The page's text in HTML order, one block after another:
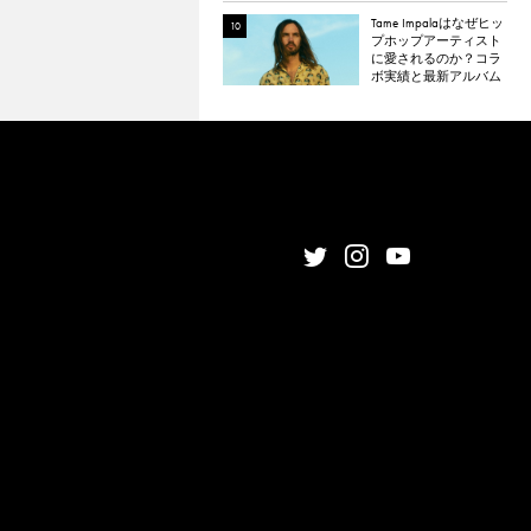
Tame Impalaはなぜヒッ
プホップアーティスト
に愛されるのか？コラ
ボ実績と最新アルバム